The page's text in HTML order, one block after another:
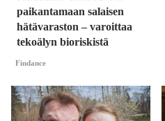
paikantamaan salaisen
hätävaraston – varoittaa
tekoälyn bioriskistä
Findance